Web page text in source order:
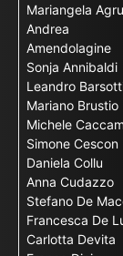
Mariangela
Andrea
Amendolagine
Sonja Annibaldi
Leandro
Mariano Brustio
Michele
Simone Cescon
Daniela Collu
Anna Cudazzo
Stefano De
Francesca De
Carlotta Devita